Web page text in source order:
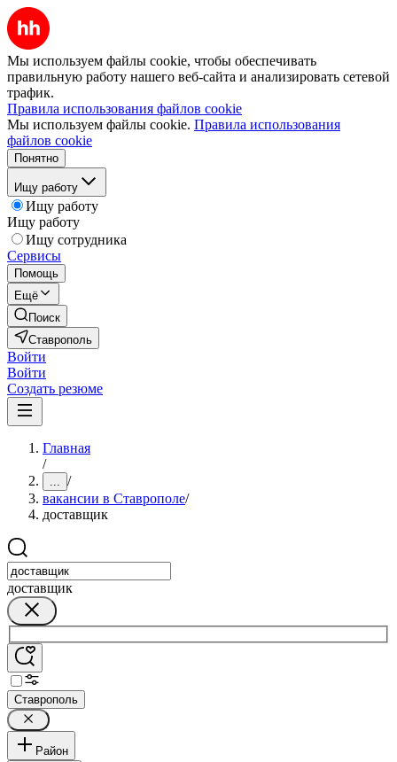
Мы используем файлы cookie, чтобы обеспечивать
правильную работу нашего веб-сайта и анализировать сетевой
трафик.
Правила использования файлов cookie
Мы используем файлы cookie. Правила использования
файлов cookie
Понятно
Ищу работу
Ищу работу
Ищу работу
Ищу сотрудника
Сервисы
Помощь
Ещё
Поиск
Ставрополь
Войти
Войти
Создать резюме
Главная
/
... /
вакансии в Ставрополе/
доставщик
доставщик
Ставрополь
Район